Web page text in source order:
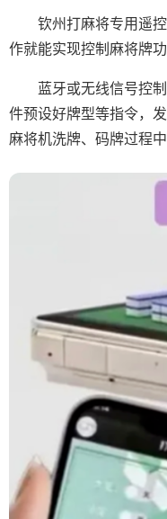
钦州打麻将专用遥
作就能实现控制麻将牌
蓝牙或无线信号控
件预设好牌型等指令，
麻将机洗牌、码牌过程